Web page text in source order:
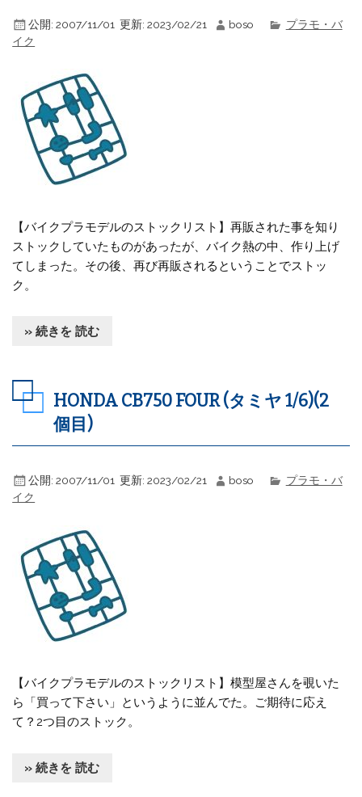
公開: 2007/11/01 更新: 2023/02/21 boso
プラモ・バ
イク
【バイクプラモデルのストックリスト】再販された事を知り
ストックしていたものがあったが、バイク熱の中、作り上げ
てしまった。その後、再び再販されるということでストッ
ク。
» 続きを 読む
HONDA CB750 FOUR (タミヤ 1/6)(2
個目)
公開: 2007/11/01 更新: 2023/02/21 boso
プラモ・バ
イク
【バイクプラモデルのストックリスト】模型屋さんを覗いた
ら「買って下さい」というように並んでた。ご期待に応え
て？2つ目のストック。
» 続きを 読む